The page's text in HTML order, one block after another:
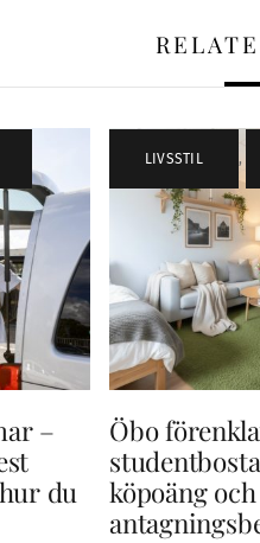
–
du
LIVSSTIL ,
Öbo
köpoäng och